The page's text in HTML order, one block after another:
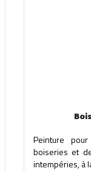
Peinture
boiseries et
intempéries, à